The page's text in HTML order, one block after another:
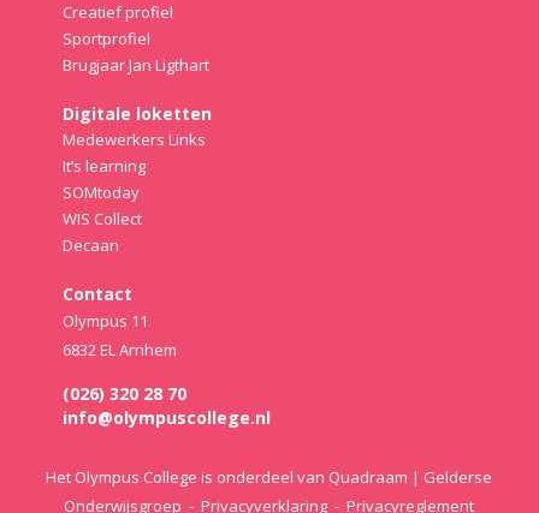
Creatief profiel
Sportprofiel
Brugjaar Jan Ligthart
Digitale loketten
Medewerkers Links
It’s learning
SOMtoday
WIS Collect
Decaan
Contact
Olympus 11
6832 EL Arnhem
(026) 320 28 70
info@olympuscollege.nl
Het Olympus College is onderdeel van Quadraam | Gelderse
Onderwijsgroep -Privacyverklaring -Privacyreglement